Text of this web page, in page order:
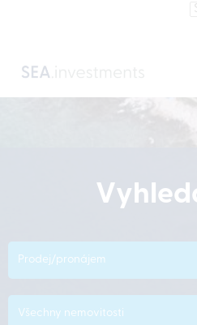
Prodej/pronájem
Všechny nemovitosti